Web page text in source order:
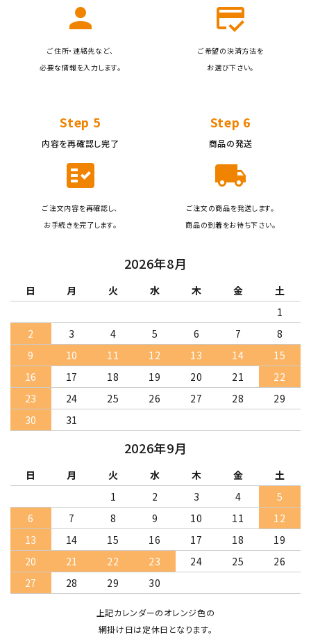
person
ご住所・連絡先など、
必要な情報を入力します。
credit_score
ご希望の決済方法を
お選び下さい。
Step 5
内容を再確認し完了
fact_check
ご注文内容を再確認し、
お手続きを完了します。
Step 6
商品の発送
local_shipping
ご注文の商品を発送します。
商品の到着をお待ち下さい。
2026年8月
日 月 火 水 木 金
土
1
2
3 4 5 6 7
8
9
10 11 12 13 14
15
16
17 18 19 20 21
22
23
24 25 26 27 28
29
30
31
2026年9月
日 月 火 水 木 金
土
1
2 3 4
5
6
7 8 9 10 11
12
13
14 15 16 17 18
19
20
21 22 23 24 25
26
27
28 29 30
上記カレンダーのオレンジ色の
網掛け日は定休日となります。